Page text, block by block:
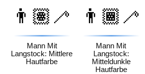
👨🏽‍🦯
Mann Mit
Langstock: Mittlere
Hautfarbe
👨🏾‍🦯
Mann Mit
Langstock:
Mitteldunkle
Hautfarbe